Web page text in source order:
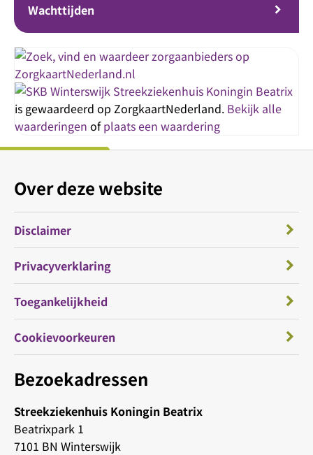
Wachttijden
Streekziekenhuis Koningin Beatrix
is gewaardeerd op ZorgkaartNederland. Bekijk alle
waarderingen ofplaats een waardering
Bezoekadressen
Streekziekenhuis Koningin Beatrix
Beatrixpark 1
7101 BN Winterswijk
Over deze website
Disclaimer
Privacyverklaring
Toegankelijkheid
Cookievoorkeuren